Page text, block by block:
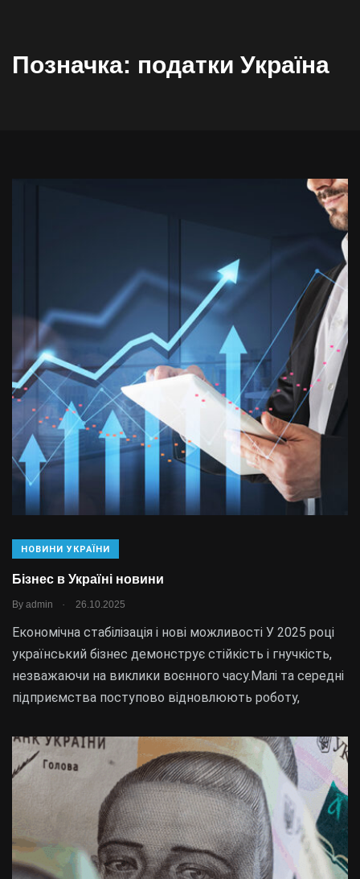
Позначка: податки Україна
НОВИНИ УКРАЇНИ
Бізнес в Україні новини
By admin . 26.10.2025
Економічна стабілізація і нові можливості У 2025 році
український бізнес демонструє стійкість і гнучкість,
незважаючи на виклики воєнного часу.Малі та середні
підприємства поступово відновлюють роботу,